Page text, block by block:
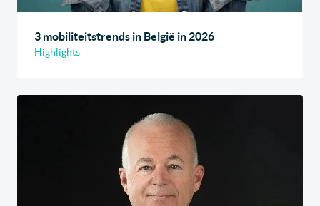
3 mobiliteitstrends in België in 2026
Highlights